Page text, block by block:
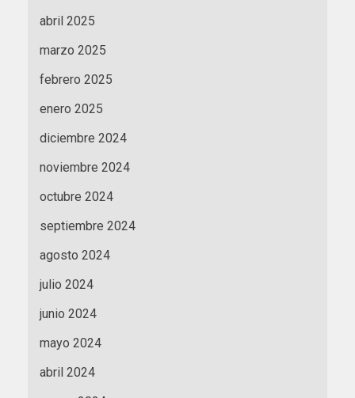
abril 2025
marzo 2025
febrero 2025
enero 2025
diciembre 2024
noviembre 2024
octubre 2024
septiembre 2024
agosto 2024
julio 2024
junio 2024
mayo 2024
abril 2024